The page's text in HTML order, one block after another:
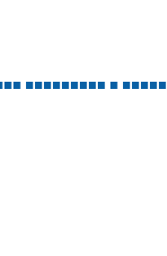
■■ ■■■■■■■■■ ■ ■■■■■